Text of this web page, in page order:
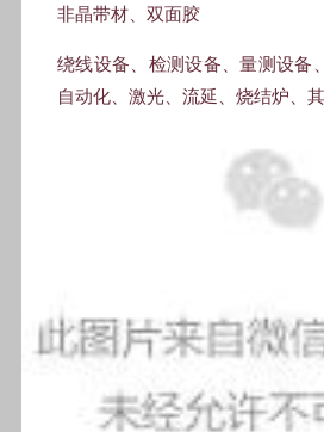
非晶带材、双面胶
绕线设备、检测设备、量测设备
自动化、激光、流延、烧结炉、